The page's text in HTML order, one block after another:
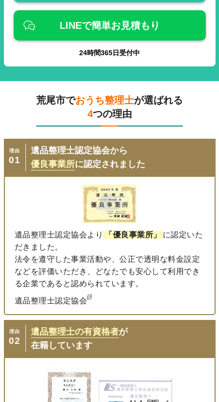
LINEで簡単お見積もり
24時間365日受付中
荒尾市でおうち整理士が選ばれる
4つの理由
理由
01
遺品整理士認定協会から
優良事業所に認定されました
遺品整理士認定協会より 「優良事業所」
に認定いた
だきました。
法令を遵守した事業活動や、公正で透明な料金設定
などを評価いただき、どなたでも安心して利用でき
る企業であると認められています。
遺品整理士認定協会
理由
02
遺品整理士の有資格者が
在籍しています